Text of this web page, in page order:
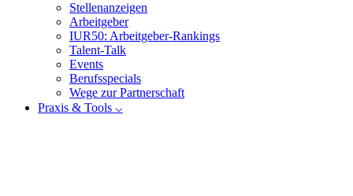
Stellenanzeigen
Arbeitgeber
IUR50: Arbeitgeber-Rankings
Talent-Talk
Events
Berufsspecials
Wege zur Partnerschaft
Praxis & Tools ⌵